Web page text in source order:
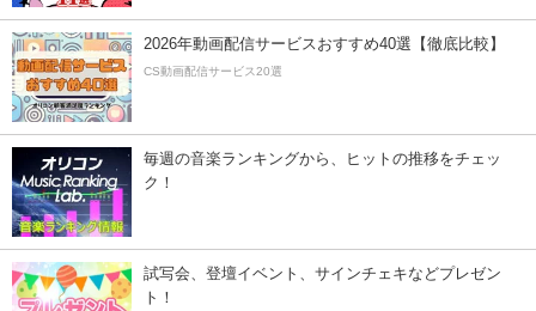
2026年動画配信サービスおすすめ40選【徹底比較】
CS動画配信サービス20選
毎週の音楽ランキングから、ヒットの推移をチェッ
ク！
試写会、登壇イベント、サインチェキなどプレゼン
ト！